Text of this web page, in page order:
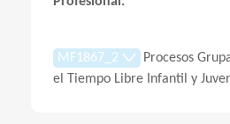
MF1867_2
Procesos
el Tiempo Libre Infantil y